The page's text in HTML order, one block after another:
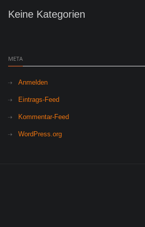
Keine Kategorien
META
Anmelden
Eintrags-Feed
Kommentar-Feed
WordPress.org